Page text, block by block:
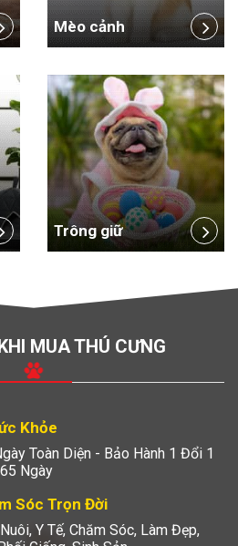
Mèo cảnh
Trông giữ
MUA THÚ CƯNG
Khỏe
Toàn Diện - Bảo Hành 1 Đổi 1
Ngày
Sóc Trọn Đời
Y Tế, Chăm Sóc, Làm Đẹp,